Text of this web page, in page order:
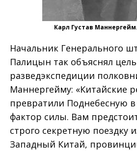
Карл Густав
Начальник Генерального
Палицын так объяснял цель
разведэкспедиции
Маннергейму: «Китайские
превратили Поднебесную
фактор силы. Вам
строго секретную поездку
Западный Китай,